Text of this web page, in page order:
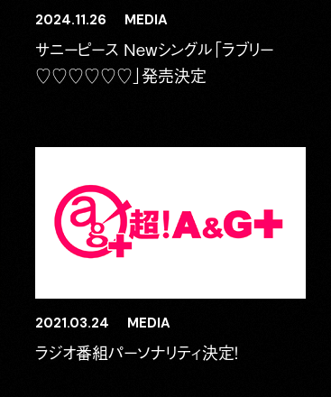
2024.11.26 MEDIA
サニーピース Newシングル「ラブリー
♡♡♡♡♡♡」発売決定
2021.03.24 MEDIA
ラジオ番組パーソナリティ決定！